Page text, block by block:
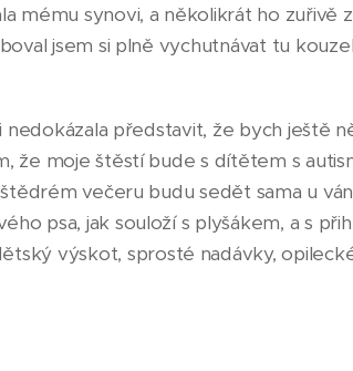
mému synovi, a několikrát ho zuřivě
jsem si plně vychutnávat tu
nedokázala představit, že bych ještě
že moje štěstí bude s dítětem s
večeru budu sedět sama u
psa, jak souloží s plyšákem, a s
výskot, sprosté nadávky,